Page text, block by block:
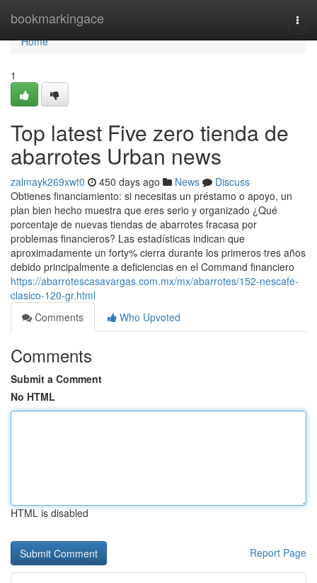
bookmarkingace
Home
Home
1
Top latest Five zero tienda de
abarrotes Urban news
zalmayk269xwt0 450 days ago News
Discuss
Obtienes financiamiento: si necesitas un préstamo o apoyo, un
plan bien hecho muestra que eres serio y organizado ¿Qué
porcentaje de nuevas tiendas de abarrotes fracasa por
problemas financieros? Las estadísticas indican que
aproximadamente un forty% cierra durante los primeros tres años
debido principalmente a deficiencias en el Command financiero
https://abarrotescasavargas.com.mx/mx/abarrotes/152-nescafe-
clasico-120-gr.html
Comments
Who Upvoted
Comments
Submit a Comment
No HTML
HTML is disabled
Report Page